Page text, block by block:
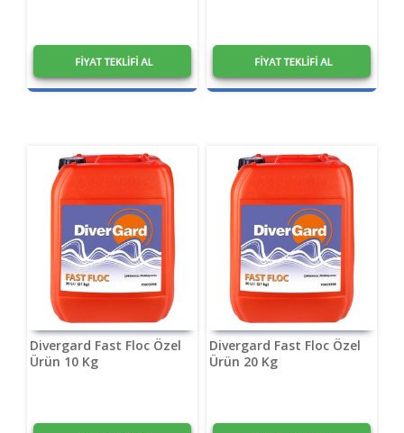
₺ ₺
Divergard Fast Floc Özel
Ürün 10 Kg
Divergard Fast Floc Özel
Ürün 20 Kg